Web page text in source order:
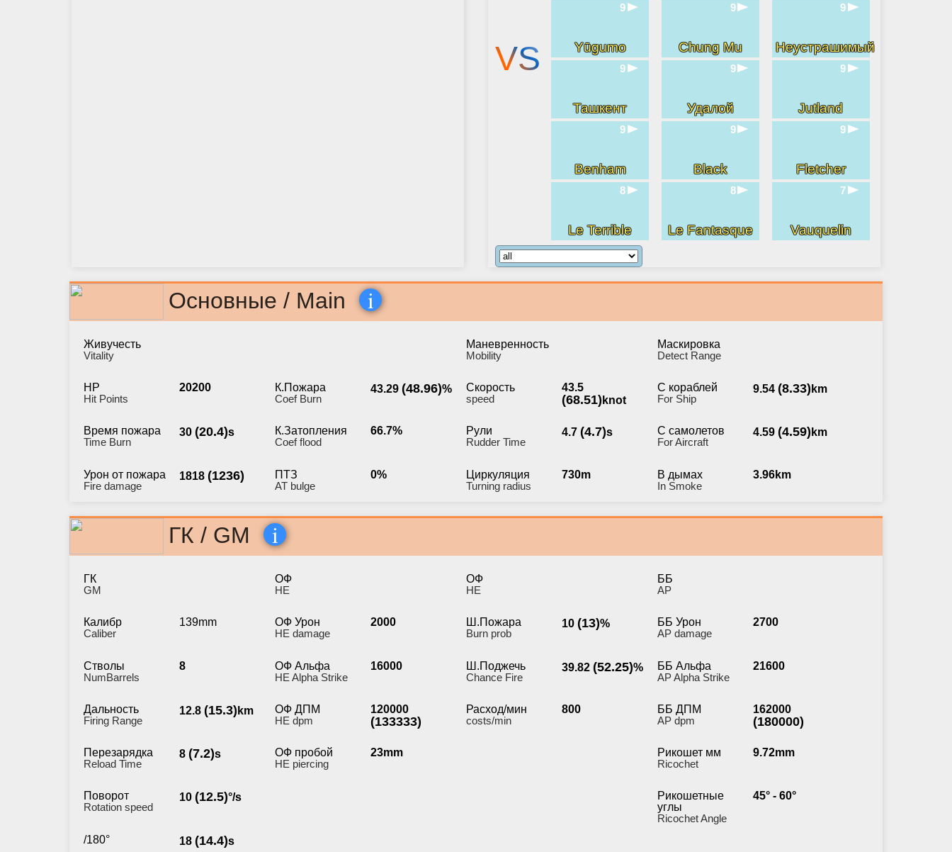
VS
9
Yūgumo
9
Chung Mu
9
Неустрашимый
9
Ташкент
9
Удалой
9
Jutland
9
Benham
9
Black
9
Fletcher
8
Le Terrible
8
Le Fantasque
7
Vauquelin
Основные / Main i
Живучесть
Vitality
HP
Hit Points
20200
Время пожара
Time Burn
30 (20.4)s
Урон от пожара
Fire damage
1818 (1236)
К.Пожара
Coef Burn
43.29 (48.96)%
К.Затопления
Coef flood
66.7%
ПТЗ
AT bulge
0%
Маневренность
Мobility
Скорость
speed
43.5
(68.51) knot
Рули
Rudder Time
4.7 (4.7)s
Циркуляция
Turning radius
730m
Маскировка
Detect Range
С кораблей
For Ship
9.54 (8.33) km
С самолетов
For Aircraft
4.59 (4.59) km
В дымах
In Smoke
3.96km
ГК / GM i
ГК
GM
Калибр
Caliber
139mm
Стволы
NumBarrels
8
Дальность
Firing Range
12.8 (15.3) km
Перезарядка
Reload Time
8 (7.2)s
Поворот
Rotation speed
10 (12.5)°/s
/180° 18 (14.4)s
ОФ
HE
ОФ Урон
HE damage
2000
ОФ Альфа
HE Alpha Strike
16000
ОФ ДПМ
HE dpm
120000
(133333)
ОФ пробой
HE piercing
23mm
ОФ
HE
Ш.Пожара
Burn prob
10 (13)%
Ш.Поджечь
Chance Fire
39.82 (52.25)%
Расход/мин
costs/min
800
ББ
AP
ББ Урон
AP damage
2700
ББ Альфа
AP Alpha Strike
21600
ББ ДПМ
AP dpm
162000
(180000)
Рикошет мм
Ricochet
9.72mm
Рикошетные
углы
Ricochet Angle
45° - 60°